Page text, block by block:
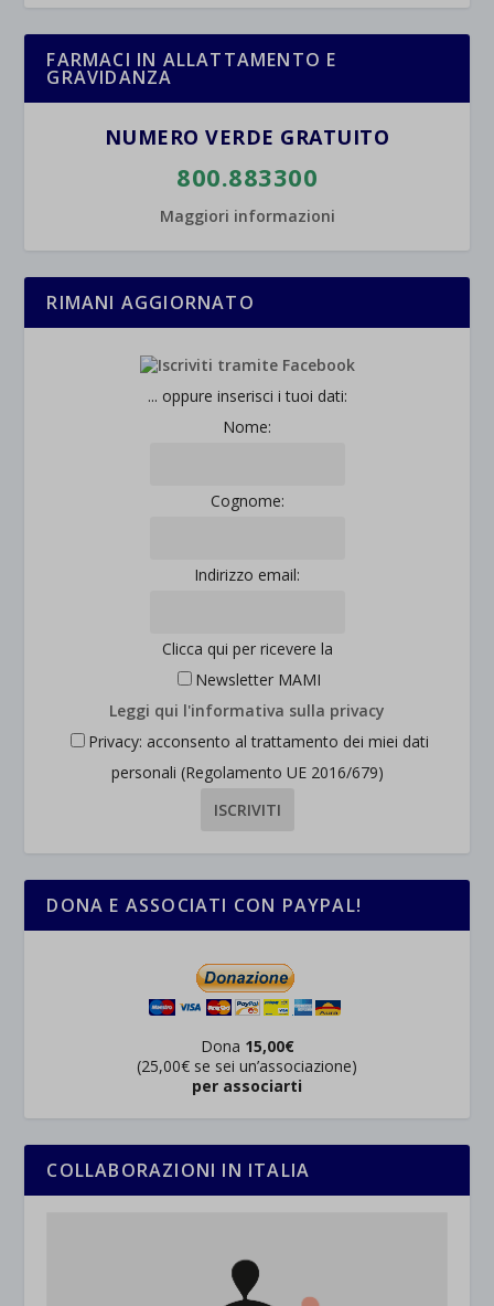
FARMACI IN ALLATTAMENTO E
GRAVIDANZA
NUMERO VERDE GRATUITO
800.883300
Maggiori informazioni
RIMANI AGGIORNATO
... oppure inserisci i tuoi dati:
Nome:
Cognome:
Indirizzo email:
Clicca qui per ricevere la
Newsletter MAMI
Leggi qui l'informativa sulla privacy
Privacy: acconsento al trattamento dei miei dati
personali (Regolamento UE 2016/679)
DONA E ASSOCIATI CON PAYPAL!
Dona 15,00€
(25,00€ se sei un’associazione)
per associarti
COLLABORAZIONI IN ITALIA